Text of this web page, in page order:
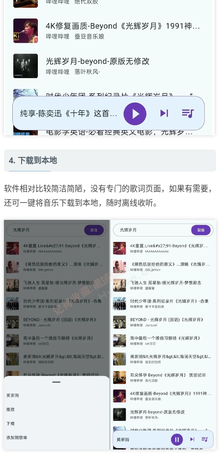
4. 下载到本地
软件相对比较简洁简陋，没有专门的歌词页面，如果有需要，
还可一键将音乐下载到本地，随时离线收听。